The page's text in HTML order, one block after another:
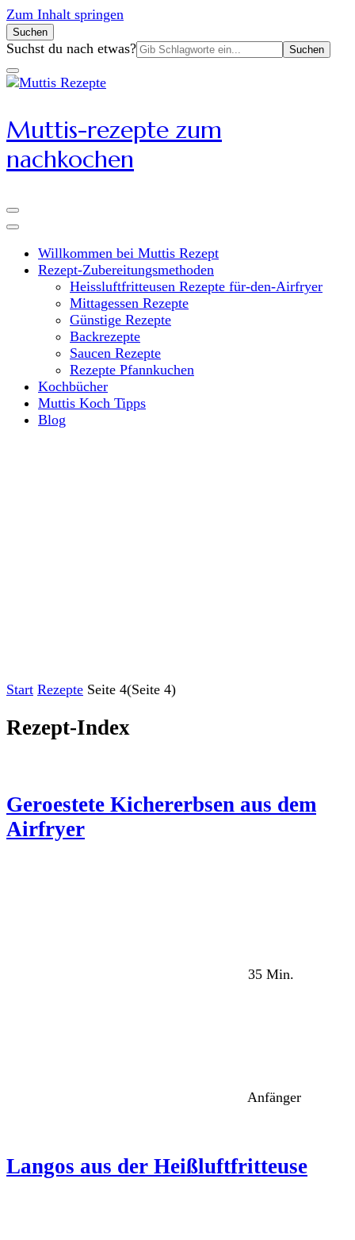
Zum Inhalt springen
Suchen
Suchen
nach:
Suchst du nach etwas?
Muttis-rezepte zum
nachkochen
Willkommen bei Muttis Rezept
Rezept-Zubereitungsmethoden
Heissluftfritteusen Rezepte für-den-Airfryer
Mittagessen Rezepte
Günstige Rezepte
Backrezepte
Saucen Rezepte
Rezepte Pfannkuchen
Kochbücher
Muttis Koch Tipps
Blog
Start Rezepte Seite 4(Seite 4)
Rezept-Index
Geroestete Kichererbsen aus dem
Airfryer
35 Min.
Anfänger
Langos aus der Heißluftfritteuse